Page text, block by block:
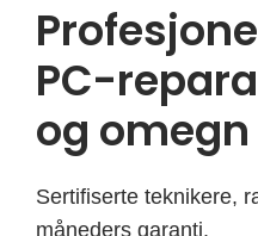
PC-
og omegn
Sertifiserte teknikere,
måneders garanti.